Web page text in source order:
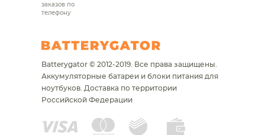
заказов по
телефону
Batterygator © 2012-2019. Все права защищены.
Аккумуляторные батареи и блоки питания для
ноутбуков. Доставка по территории
Российской Федерации